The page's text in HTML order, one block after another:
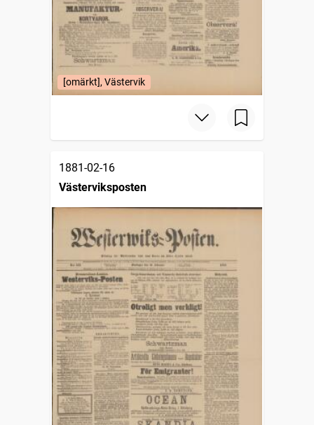
[omärkt], Västervik
1881-02-16
Västerviksposten